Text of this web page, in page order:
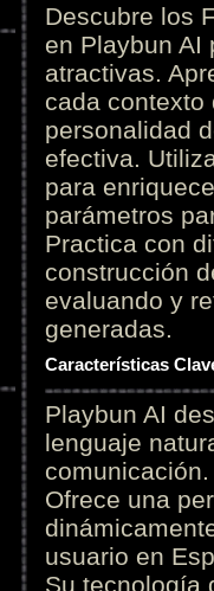
Descubre los
en Playbun AI
atractivas.
cada contexto
personalidad
efectiva.
para
parámetros
Practica con
construcción
evaluando y
generadas.
Características
Playbun AI
lenguaje
comunicación.
Ofrece una
usuario en
Su tecnología